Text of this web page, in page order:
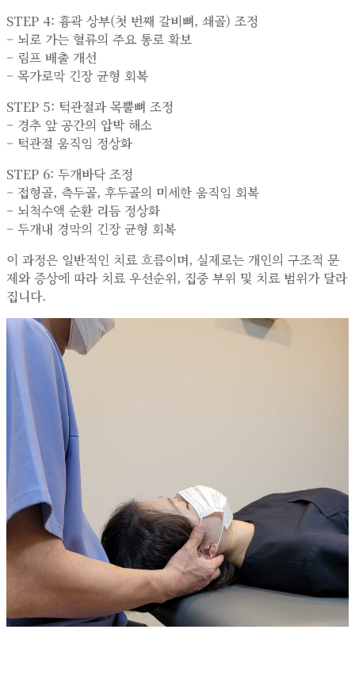
STEP 4: 흉곽 상부(첫 번째 갈비뼈, 쇄골) 조정
– 뇌로 가는 혈류의 주요 통로 확보
– 림프 배출 개선
– 목가로막 긴장 균형 회복
STEP 5: 턱관절과 목뿔뼈 조정
– 경추 앞 공간의 압박 해소
– 턱관절 움직임 정상화
STEP 6: 두개바닥 조정
– 접형골, 측두골, 후두골의 미세한 움직임 회복
– 뇌척수액 순환 리듬 정상화
– 두개내 경막의 긴장 균형 회복
이 과정은 일반적인 치료 흐름이며, 실제로는 개인의 구조적 문
제와 증상에 따라 치료 우선순위, 집중 부위 및 치료 범위가 달라
집니다.